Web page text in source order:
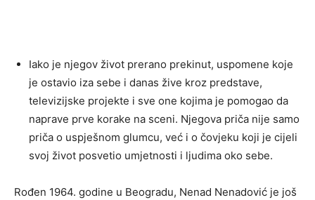
Iako je njegov život prerano prekinut, uspomene koje
je ostavio iza sebe i danas žive kroz predstave,
televizijske projekte i sve one kojima je pomogao da
naprave prve korake na sceni. Njegova priča nije samo
priča o uspješnom glumcu, već i o čovjeku koji je cijeli
svoj život posvetio umjetnosti i ljudima oko sebe.
Rođen 1964. godine u Beogradu, Nenad Nenadović je još